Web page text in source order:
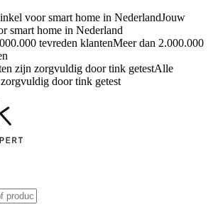
Jouw
smart home in Nederland
Meer dan 2.000.000
Alle
door tink getest